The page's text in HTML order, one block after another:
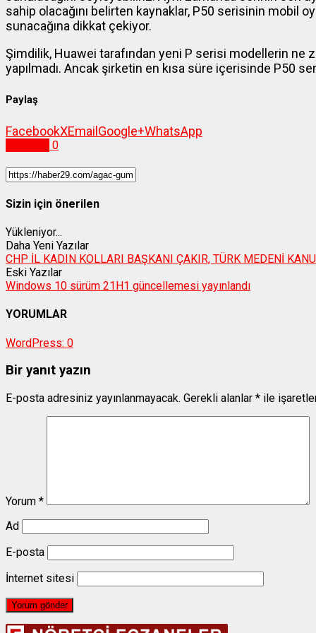
sahip olacağını belirten kaynaklar, P50 serisinin mobil
sunacağına dikkat çekiyor.
Şimdilik, Huawei tarafından yeni P serisi modellerin ne
yapılmadı. Ancak şirketin en kısa süre içerisinde P50
Paylaş
FacebookXEmail Google+WhatsApp
0
Sizin için önerilen
Yükleniyor...
Daha Yeni Yazılar
CHP İL KADIN KOLLARI BAŞKANI ÇAKIR, TÜRK MEDENİ
Eski Yazılar
Windows 10 sürüm 21H1 güncellemesi yayınlandı
YORUMLAR
WordPress: 0
Bir yanıt yazın
E-posta adresiniz yayınlanmayacak. Gerekli alanlar * ile
Yorum *
Ad
E-posta
İnternet sitesi